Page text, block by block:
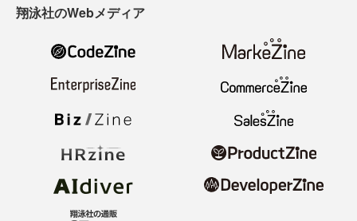
翔泳社のWebメディア